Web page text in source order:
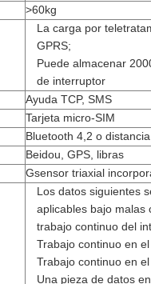
>60kg
La carga por
GPRS;
Puede almacenar
de interruptor
Ayuda TCP, SMS
Tarjeta micro-SIM
Bluetooth 4,2 o
Beidou, GPS, libras
Gsensor triaxial
Los datos siguientes
aplicables bajo malas
trabajo continuo del
Trabajo continuo en
Trabajo continuo en
Una pieza de datos